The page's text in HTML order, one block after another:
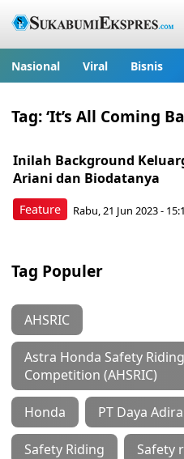
Nasional Viral Bisnis
Tag:‘It’s All Coming
Feature
Inilah Background
Ariani dan Biodatanya
Rabu, 21 Jun 2023 -
Tag Populer
AHSRIC
Astra Honda Safety
Competition (AHSRIC)
Honda PT Daya
Safety Riding Safety